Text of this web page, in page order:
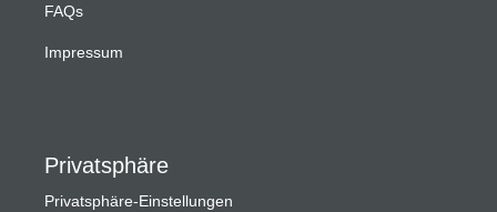
FAQs
Impressum
Privatsphäre
Privatsphäre-Einstellungen